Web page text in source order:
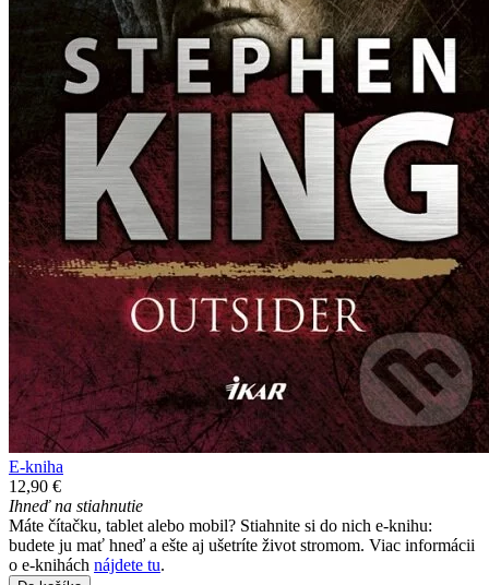
E-kniha
12,90 €
Ihneď na stiahnutie
Máte čítačku, tablet alebo mobil? Stiahnite si do nich e-knihu:
budete ju mať hneď a ešte aj ušetríte život stromom. Viac informácii
o e-knihách nájdete tu.